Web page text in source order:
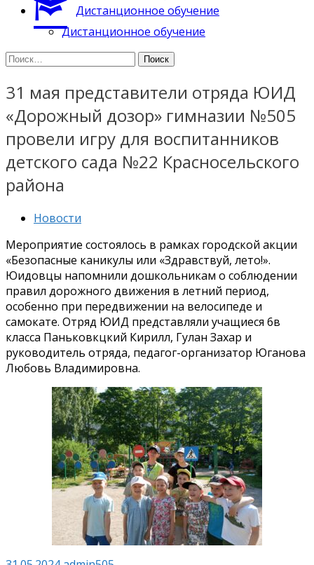
Дистанционное обучение
Дистанционное обучение
Найти:
31 мая представители отряда ЮИД
«Дорожный дозор» гимназии №505
провели игру для воспитанников
детского сада №22 Красносельского
района
Новости
Мероприятие состоялось в рамках городской акции
«Безопасные каникулы или «Здравствуй, лето!».
Юидовцы напомнили дошкольникам о соблюдении
правил дорожного движения в летний период,
особенно при передвижении на велосипеде и
самокате. Отряд ЮИД представляли учащиеся 6в
класса Паньковкцкий Кирилл, Гулан Захар и
руководитель отряда, педагог-организатор Юганова
Любовь Владимировна.